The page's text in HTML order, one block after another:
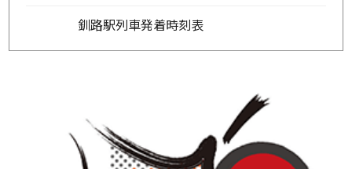
釧路駅列車発着時刻表